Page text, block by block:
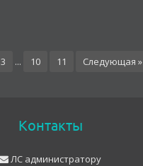
3 ... 10 11 Следующая »
Контакты
ЛС администратору